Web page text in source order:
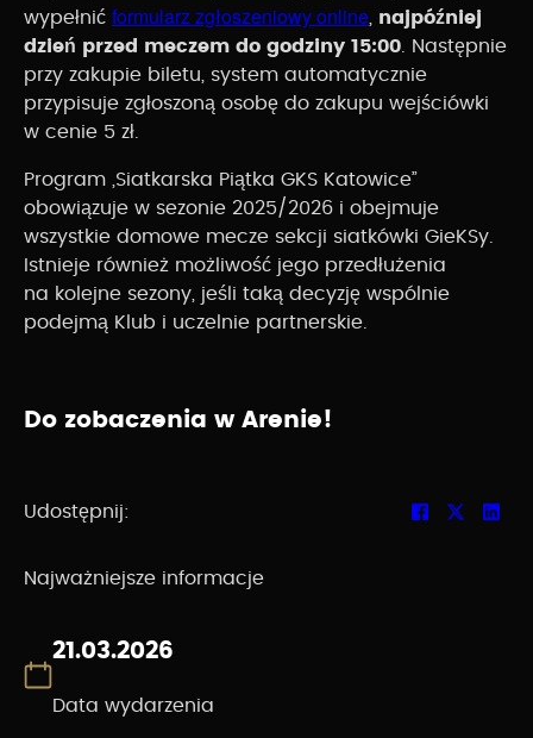
wypełnić formularz zgłoszeniowy online najpóźniej
dzień przed meczem do godziny 15:00 . Następnie
przy zakupie biletu, system automatycznie
przypisuje zgłoszoną osobę do zakupu wejściówki
w cenie 5 zł.
Program „Siatkarska Piątka GKS Katowice”
obowiązuje w sezonie 2025/2026 i obejmuje
wszystkie domowe mecze sekcji siatkówki GieKSy.
Istnieje również możliwość jego przedłużenia
na kolejne sezony, jeśli taką decyzję wspólnie
podejmą Klub i uczelnie partnerskie.
Do zobaczenia w Arenie!
Udostępnij:
Najważniejsze informacje
21.03.2026
Data wydarzenia